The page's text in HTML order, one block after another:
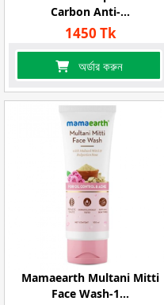
Carbon Anti-...
1450 Tk
অর্ডার করুন
Mamaearth Multani Mitti
Face Wash-1...